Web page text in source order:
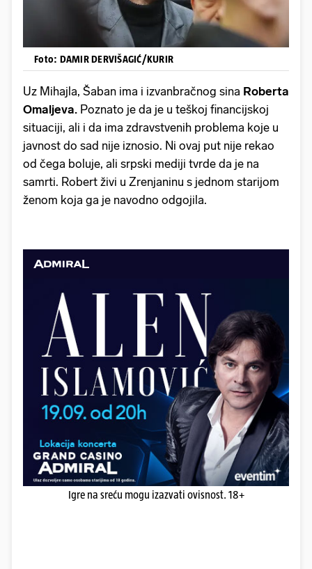
Foto: DAMIR DERVIŠAGIĆ/KURIR
Uz Mihajla, Šaban ima i izvanbračnog sina Roberta
Omaljeva. Poznato je da je u teškoj financijskoj
situaciji, ali i da ima zdravstvenih problema koje u
javnost do sad nije iznosio. Ni ovaj put nije rekao
od čega boluje, ali srpski mediji tvrde da je na
samrti. Robert živi u Zrenjaninu s jednom starijom
ženom koja ga je navodno odgojila.
Igre na sreću mogu izazvati ovisnost. 18+